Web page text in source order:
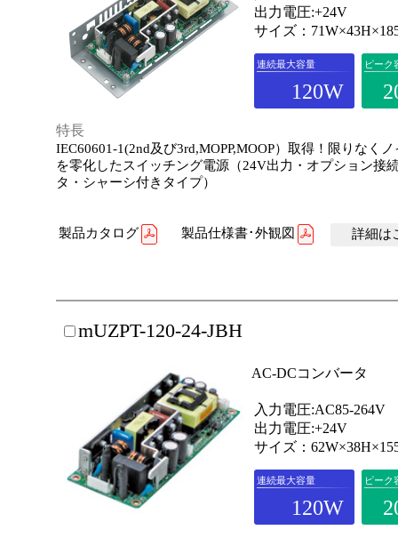
出力電圧:+24V
サイズ：
連続最大容量
120W
ピーク
特長
IEC60601-1(2nd及び3rd,MOPP,MOOP）取得！限りなく
を零化したスイッチング電源（24V出力・オプション接
タ・シャーシ付きタイプ）
製品カタログ 製品仕様書･外観図 詳細は
mUZPT-120-24-JBH
AC-DCコンバータ
入力電圧:AC85-264V
出力電圧:+24V
サイズ：
連続最大容量
120W
ピーク